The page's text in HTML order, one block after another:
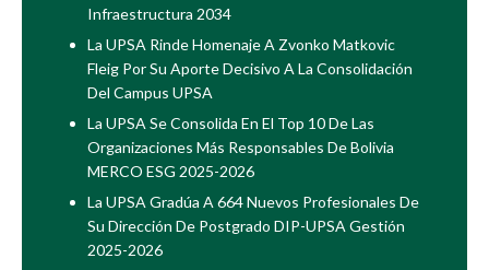
Infraestructura 2034
La UPSA Rinde Homenaje A Zvonko Matkovic
Fleig Por Su Aporte Decisivo A La Consolidación
Del Campus UPSA
La UPSA Se Consolida En El Top 10 De Las
Organizaciones Más Responsables De Bolivia
MERCO ESG 2025-2026
La UPSA Gradúa A 664 Nuevos Profesionales De
Su Dirección De Postgrado DIP-UPSA Gestión
2025-2026